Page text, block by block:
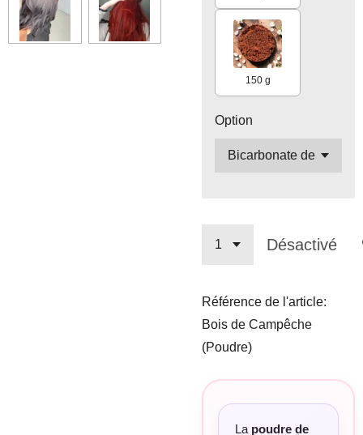
150 g
Option
Désactivé
Référence de l'article:
Bois de Campêche
(Poudre)
La poudre de